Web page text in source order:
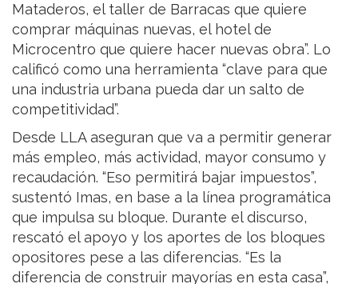
Mataderos, el taller de Barracas que quiere
comprar máquinas nuevas, el hotel de
Microcentro que quiere hacer nuevas obra”. Lo
calificó como una herramienta “clave para que
una industria urbana pueda dar un salto de
competitividad”.
Desde LLA aseguran que va a permitir generar
más empleo, más actividad, mayor consumo y
recaudación. “Eso permitirá bajar impuestos”,
sustentó Imas, en base a la línea programática
que impulsa su bloque. Durante el discurso,
rescató el apoyo y los aportes de los bloques
opositores pese a las diferencias. “Es la
diferencia de construir mayorías en esta casa”,